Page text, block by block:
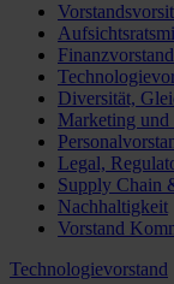
Finanzvorstand
Diversität,
Marketing und
Legal,
Supply Chain
Nachhaltigkeit
Vorstand
Technologievorstand